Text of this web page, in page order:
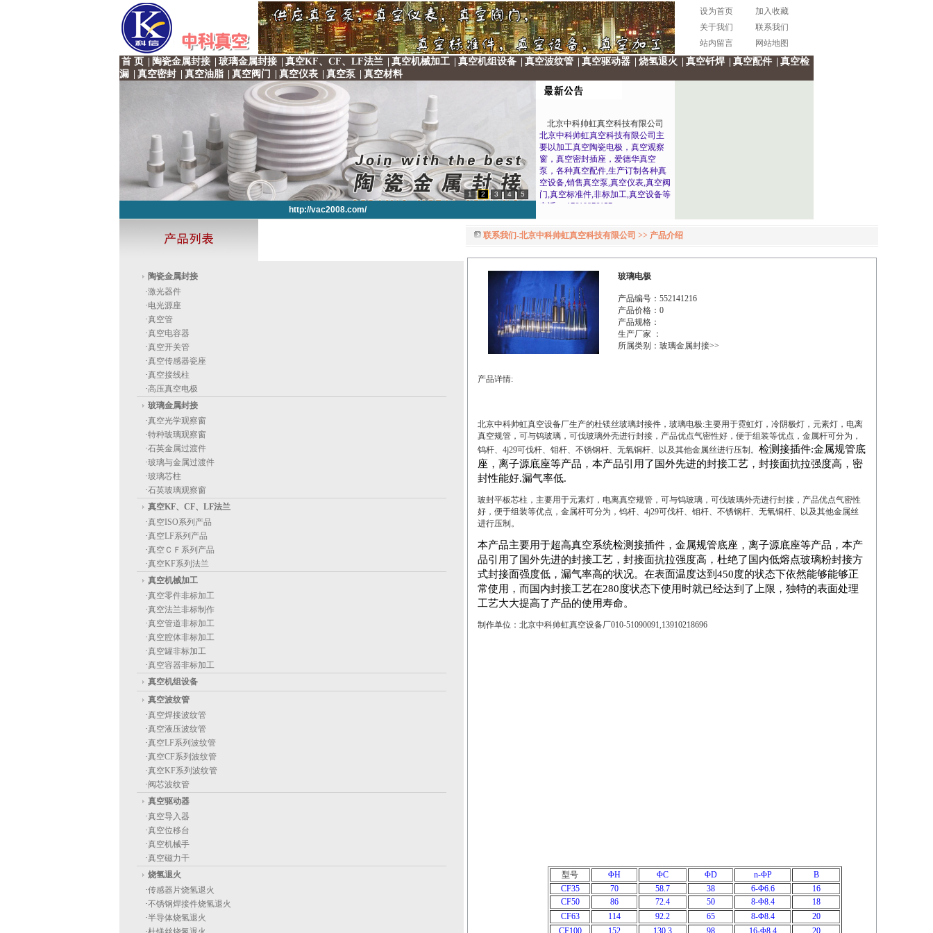
设为首页
加入收藏
关于我们
联系我们
站内留言
网站地图
首 页 陶瓷金属封接 玻璃金属封接 真空KF、CF、LF法兰 真空机械加工 真空机组设备 真空波纹管 真空驱动器 烧氢退火 真空钎焊 真空配件
真空检
漏
真空密封 真空油脂 真空阀门 真空仪表 真空泵 真空材料
http://vac2008.com/
1 2 3 4 5
北京中科帅虹真空科技有限公司主
要以加工真空陶瓷电极，真空观察
窗，真空密封插座，爱德华真空
泵，各种真空配件,生产订制各种真
空设备,销售真空泵,真空仪表,真空阀
门,真空标准件,非标加工,真空设备等
电话： 17610876157
版集团2号院7号楼104
陶瓷金属封接
·激光器件
·电光源座
·真空管
·真空电容器
·真空开关管
·真空传感器瓷座
·真空接线柱
·高压真空电极
玻璃金属封接
·真空光学观察窗
·特种玻璃观察窗
·石英金属过渡件
·玻璃与金属过渡件
·玻璃芯柱
·石英玻璃观察窗
真空KF、CF、LF法兰
·真空ISO系列产品
·真空LF系列产品
·真空ＣＦ系列产品
·真空KF系列法兰
真空机械加工
·真空零件非标加工
·真空法兰非标制作
·真空管道非标加工
·真空腔体非标加工
·真空罐非标加工
·真空容器非标加工
真空机组设备
真空波纹管
·真空焊接波纹管
·真空液压波纹管
·真空LF系列波纹管
·真空CF系列波纹管
·真空KF系列波纹管
·阀芯波纹管
真空驱动器
·真空导入器
·真空位移台
·真空机械手
·真空磁力干
烧氢退火
·传感器片烧氢退火
·不锈钢焊接件烧氢退火
·半导体烧氢退火
联系我们-北京中科帅虹真空科技有限公司 >> 产品介绍
玻璃电极
产品编号：552141216
产品价格：0
产品规格：
生产厂家 ：
所属类别：玻璃金属封接>>
产品详情:
北京中科帅虹真空设备厂生产的杜镁丝玻璃封接件，玻璃电极:主要用于霓虹灯，冷阴极灯，元素灯，电离
真空规管，可与钨玻璃，可伐玻璃外壳进行封接，产品优点气密性好，便于组装等优点，金属杆可分为，
钨杆、 4j29可伐杆、钼杆、不锈钢杆、无氧铜杆、以及其他金属丝进行压制。 检测接插件:金属规管底
座， 离子源底座等产品，本产品引用了国外先进的封接工艺 ，封接面抗拉强度高， 密
封性能好.漏气率低.
玻封平板芯柱，主要用于元素灯，电离真空规管，可与钨玻璃，可伐玻璃外壳进行封接，产品优点气密性
好，便于组装等优点，金属杆可分为，钨杆、 4j29可伐杆、钼杆、不锈钢杆、无氧铜杆、以及其他金属丝
进行压制。
本产品主要用于超高真空系统检测接插件， 金属规管底座， 离子源底座等产品，本产
品引用了国外先进的封接工艺 ，封接面抗拉强度高，杜绝了国内低熔点玻璃粉封接方
式封接面强度低，漏气率高的状况。 在表面温度达到 450度的状态下依然能够能够正
常使用 ， 而国内封接工艺在280度状态下使用时就已经达到了上限， 独特的表面处理
工艺大大提高了产品的使用寿命。
制作单位：北京中科帅虹真空设备厂010-51090091,13910218696
型号 ΦH ΦC ΦD n-ΦP
B
CF35
70 58.7 38 6-Φ6.6
16
CF50
86 72.4 50 8-Φ8.4
18
CF63
114 92.2 65 8-Φ8.4
20
CF100
152 130.3 98 16-Φ8.4
20